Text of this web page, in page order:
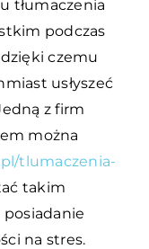
tłumaczenia
podczas
czemu
usłyszeć
z firm
można
tlumaczenia-
takim
na stres.